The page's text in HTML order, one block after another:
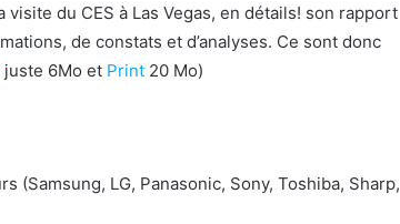
visite du CES à Las Vegas, en détails! son rapport
de constats et d’analyses. Ce sont donc
juste 6Mo et Print 20 Mo)
(Samsung, LG, Panasonic, Sony, Toshiba, Sharp,